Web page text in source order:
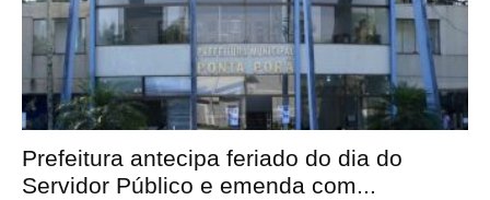
Prefeitura antecipa feriado do dia do
Servidor Público e emenda com...